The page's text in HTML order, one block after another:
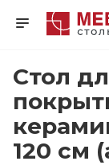
Стол
120 см